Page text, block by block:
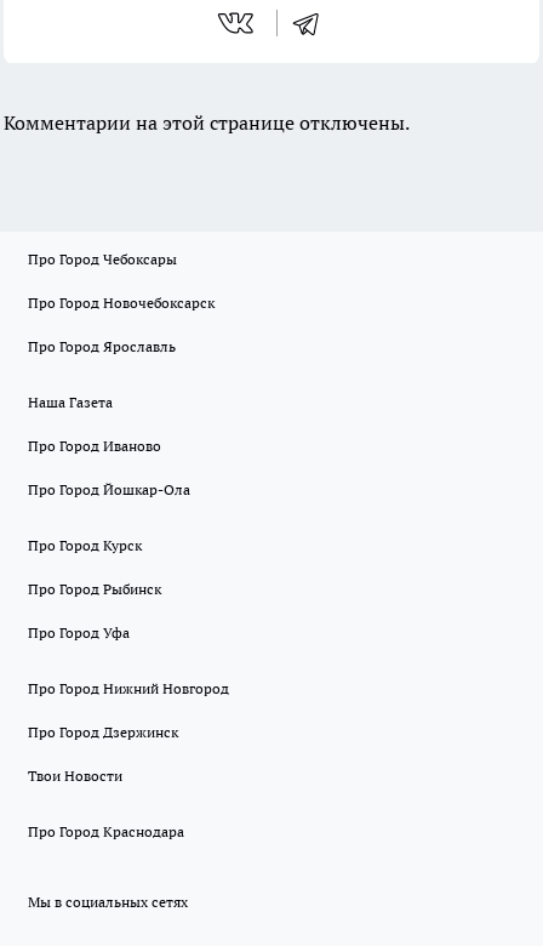
Комментарии на этой странице отключены.
Про Город Чебоксары
Про Город Новочебоксарск
Про Город Ярославль
Наша Газета
Про Город Иваново
Про Город Йошкар-Ола
Про Город Курск
Про Город Рыбинск
Про Город Уфа
Про Город Нижний Новгород
Про Город Дзержинск
Твои Новости
Про Город Краснодара
Мы в социальных сетях